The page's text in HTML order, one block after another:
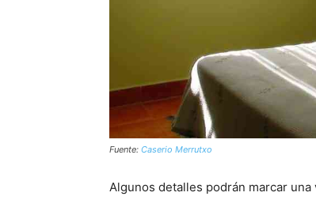
Fuente: Caserio Merrutxo
Algunos detalles podrán marcar